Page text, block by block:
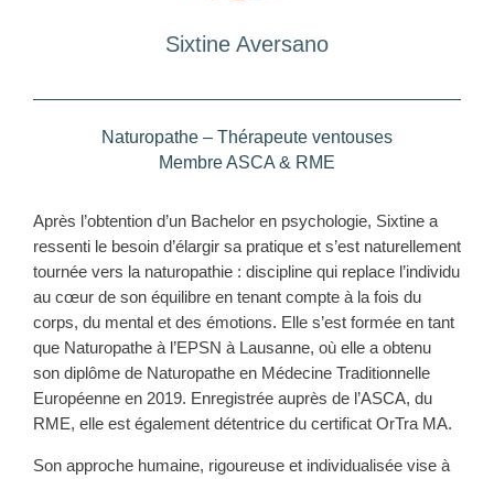
Sixtine Aversano
Naturopathe – Thérapeute ventouses
Membre ASCA & RME
Après l’obtention d’un Bachelor en psychologie, Sixtine a
ressenti le besoin d’élargir sa pratique et s’est naturellement
tournée vers la naturopathie : discipline qui replace l’individu
au cœur de son équilibre en tenant compte à la fois du
corps, du mental et des émotions. Elle s’est formée en tant
que Naturopathe à l’EPSN à Lausanne, où elle a obtenu
son diplôme de Naturopathe en Médecine Traditionnelle
Européenne en 2019. Enregistrée auprès de l’ASCA, du
RME, elle est également détentrice du certificat OrTra MA.
Son approche humaine, rigoureuse et individualisée vise à